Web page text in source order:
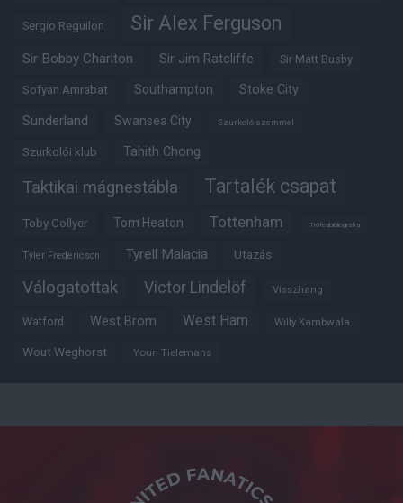
Sergio Reguilon Sir Alex Ferguson
Sir Bobby Charlton Sir Jim Ratcliffe Sir Matt Busby
Sofyan Amrabat Southampton Stoke City
Sunderland Swansea City Szurkoló szemmel
Szurkolói klub Tahith Chong
Taktikai mágnestábla Tartalék csapat
Toby Collyer Tom Heaton Tottenham Trófeabibliográfia
Tyler Fredericson Tyrell Malacia Utazás
Válogatottak Victor Lindelöf Visszhang
Watford West Brom West Ham Willy Kambwala
Wout Weghorst Youri Tielemans